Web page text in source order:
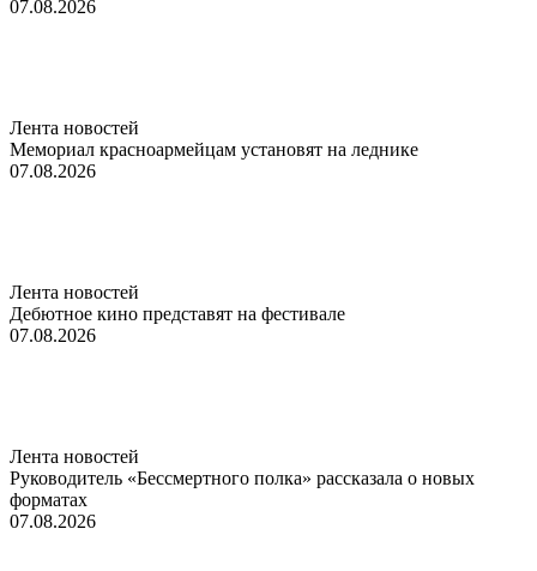
07.08.2026
Лента новостей
Мемориал красноармейцам установят на леднике
07.08.2026
Лента новостей
Дебютное кино представят на фестивале
07.08.2026
Лента новостей
Руководитель «Бессмертного полка» рассказала о новых
форматах
07.08.2026